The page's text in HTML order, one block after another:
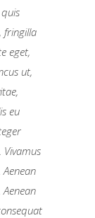
fringilla
eget,
ut,
eu